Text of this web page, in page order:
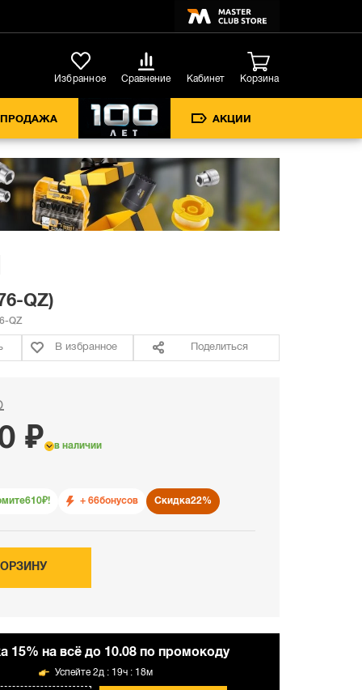
Избранное Сравнение Кабинет Корзина
АКЦИИ
QZ)
QZ
В избранное Поделиться
₽ в наличии
610₽! + 66бонусов Скидка22%
15% на всё до 10.08 по промокоду
2д : 19ч : 18м